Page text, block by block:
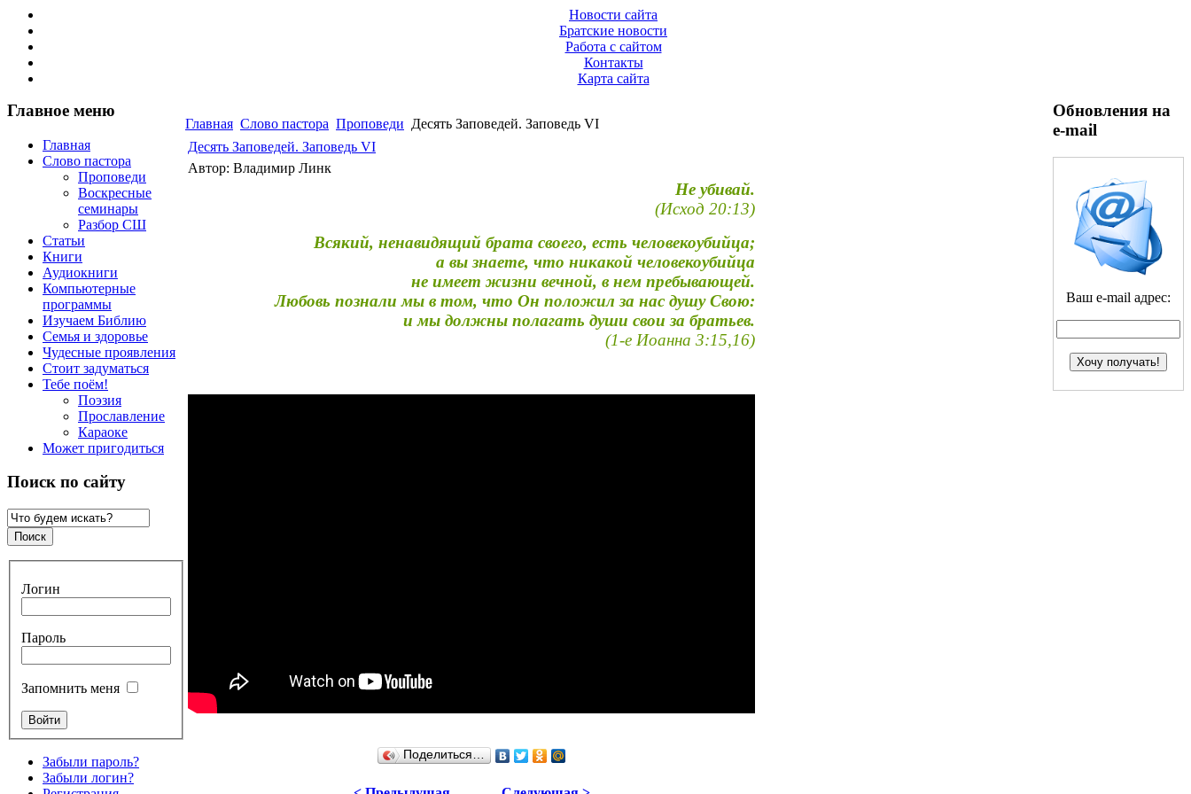
Новости сайта
Братские новости
Работа с сайтом
Контакты
Карта сайта
Главное меню
Главная
Слово пастора
Проповеди
Воскресные
семинары
Разбор СШ
Статьи
Книги
Аудиокниги
Компьютерные
программы
Изучаем Библию
Семья и здоровье
Чудесные проявления
Стоит задуматься
Тебе поём!
Поэзия
Прославление
Караоке
Может пригодиться
Поиск по сайту
Логин
Пароль
Запомнить меня
Забыли пароль?
Забыли логин?
Главная Слово пастора Проповеди Десять Заповедей. Заповедь VI
Десять Заповедей. Заповедь VI
Автор: Владимир Линк
Не убивай.
(Исход 20:13)
Всякий, ненавидящий брата своего, есть человекоубийца;
а вы знаете, что никакой человекоубийца
не имеет жизни вечной, в нем пребывающей.
Любовь познали мы в том, что Он положил за нас душу Свою:
и мы должны полагать души свои за братьев.
(1-е Иоанна 3:15,16)
Поделиться…
Обновления на
e-mail
Ваш e-mail адрес: